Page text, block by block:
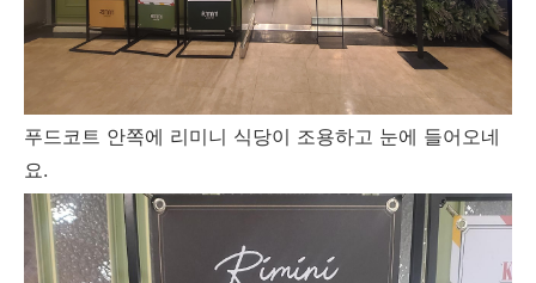
푸드코트 안쪽에 리미니 식당이 조용하고 눈에 들어오네
요.